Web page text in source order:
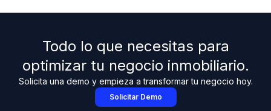
Todo lo que necesitas para
optimizar tu negocio inmobiliario.
Solicita una demo y empieza a transformar tu negocio hoy.
Solicitar Demo